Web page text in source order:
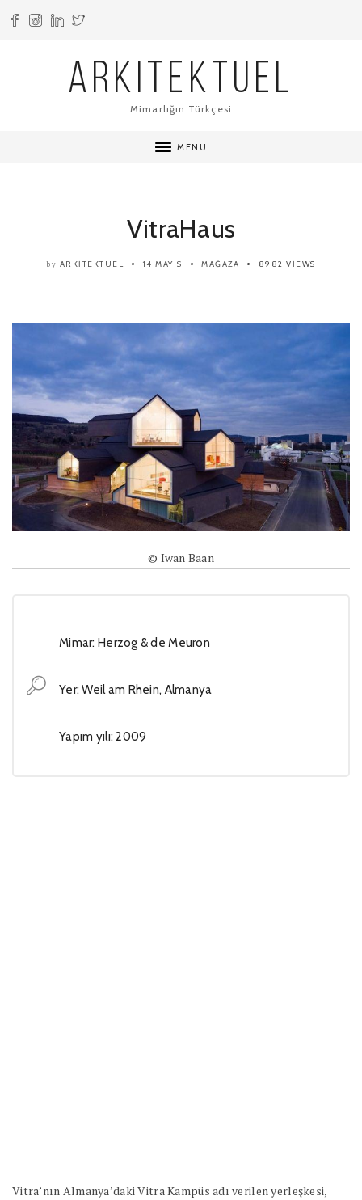
ARKITEKTUEL
Mimarlığın Türkçesi
MENU
VitraHaus
by ARKITEKTUEL 14 MAYIS MAĞAZA 8982 VIEWS
© Iwan Baan
Mimar: Herzog & de Meuron
Yer: Weil am Rhein, Almanya
Yapım yılı: 2009
Vitra’nın Almanya’daki Vitra Kampüs adı verilen yerleşkesi,